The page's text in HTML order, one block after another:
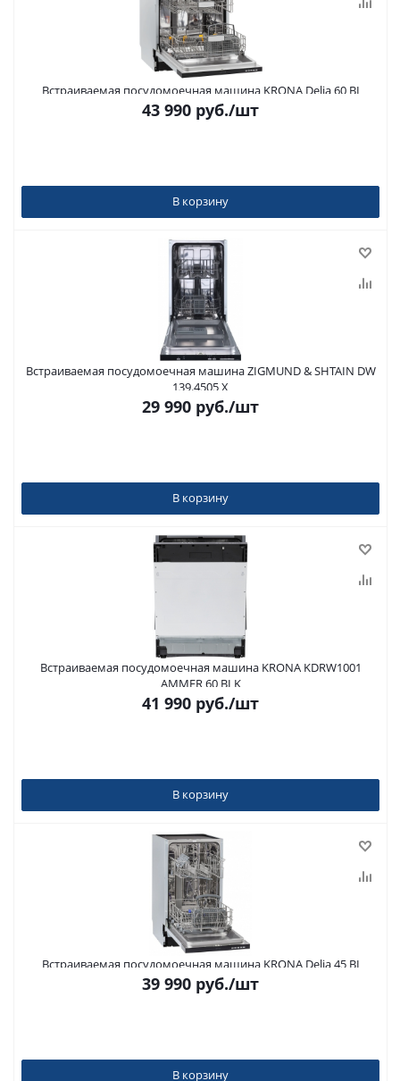
Встраиваемая посудомоечная машина KRONA Delia 60 BI
43 990 руб./шт
В корзину
Встраиваемая посудомоечная машина ZIGMUND & SHTAIN DW
139.4505 X
29 990 руб./шт
В корзину
Встраиваемая посудомоечная машина KRONA KDRW1001
AMMER 60 BI K
41 990 руб./шт
В корзину
Встраиваемая посудомоечная машина KRONA Delia 45 BI
39 990 руб./шт
В корзину